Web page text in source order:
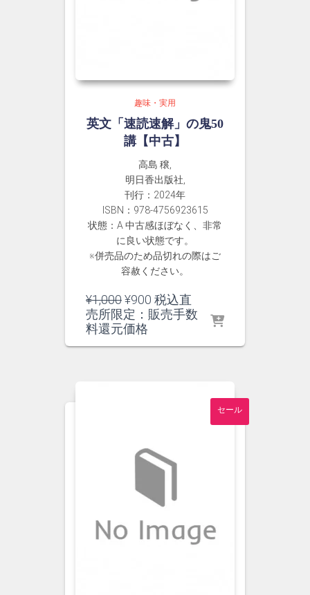
趣味・実用
英文「速読速解」の鬼50
講【中古】
高島 穣,
明日香出版社,
刊行：2024年
ISBN：978-4756923615
状態：A 中古感ほぼなく、非常
に良い状態です。
※併売品のため品切れの際はご
容赦ください。
¥1,000元
の
価
¥900 現
在
税込直
売所限定：販売手数
料還元価格
セール